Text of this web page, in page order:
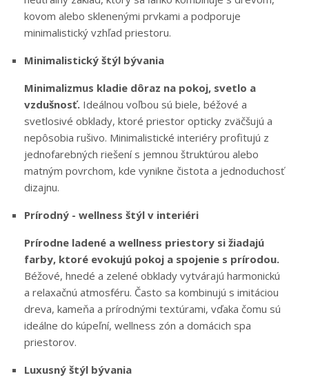
kovom alebo sklenenými prvkami a podporuje
minimalistický vzhľad priestoru.
Minimalistický štýl bývania
Minimalizmus kladie dôraz na pokoj, svetlo a
vzdušnosť. Ideálnou voľbou sú biele, béžové a
svetlosivé obklady, ktoré priestor opticky zväčšujú a
nepôsobia rušivo. Minimalistické interiéry profitujú z
jednofarebných riešení s jemnou štruktúrou alebo
matným povrchom, kde vynikne čistota a jednoduchosť
dizajnu.
Prírodný - wellness štýl v interiéri
Prírodne ladené a wellness priestory si žiadajú
farby, ktoré evokujú pokoj a spojenie s prírodou.
Béžové, hnedé a zelené obklady vytvárajú harmonickú
a relaxačnú atmosféru. Často sa kombinujú s imitáciou
dreva, kameňa a prírodnými textúrami, vďaka čomu sú
ideálne do kúpeľní, wellness zón a domácich spa
priestorov.
Luxusný štýl bývania